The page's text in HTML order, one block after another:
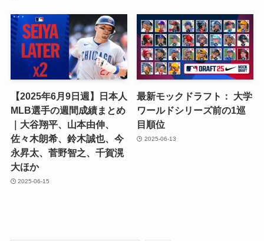
【2025年6月9日週】日本人
MLB選手の週間成績まとめ
｜大谷翔平、山本由伸、
佐々木朗希、鈴木誠也、今
永昇太、菅野智之、千賀滉
大ほか
2025-06-15
最新モックドラフト： 大学
ワールドシリーズ前の1巡
目順位
2025-06-13